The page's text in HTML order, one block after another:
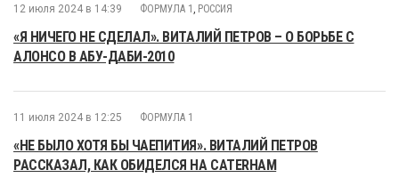
12 июля 2024 в 14:39 ФОРМУЛА 1 , РОССИЯ
«Я НИЧЕГО НЕ СДЕЛАЛ». ВИТАЛИЙ ПЕТРОВ – О БОРЬБЕ С
АЛОНСО В АБУ-ДАБИ-2010
11 июля 2024 в 12:25 ФОРМУЛА 1
«НЕ БЫЛО ХОТЯ БЫ ЧАЕПИТИЯ». ВИТАЛИЙ ПЕТРОВ
РАССКАЗАЛ, КАК ОБИДЕЛСЯ НА CATERHAM